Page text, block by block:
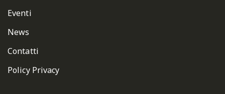
Eventi
News
Contatti
Policy Privacy